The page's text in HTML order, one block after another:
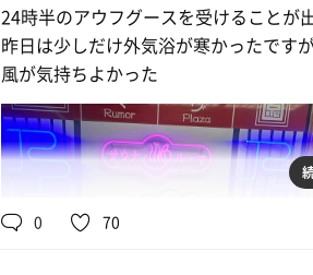
24時半のアウフグースを受けることが
昨日は少しだけ外気浴が寒かったです
風が気持ちよかった
0 70